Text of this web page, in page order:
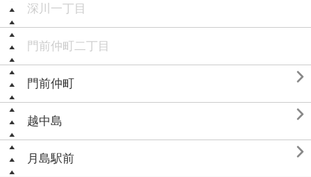
深川一丁目
門前仲町二丁目
門前仲町 
越中島 
月島駅前 